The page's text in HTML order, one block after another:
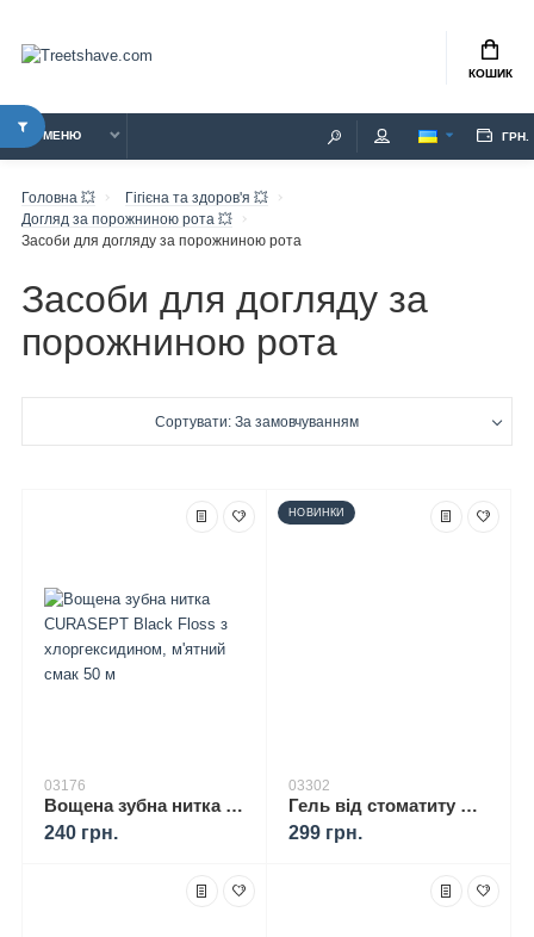
КОШИК
МЕНЮ ГРН.
Головна 💥
Гігієна та здоров'я 💥
Догляд за порожниною рота 💥
Засоби для догляду за порожниною рота
Засоби для догляду за
порожниною рота
Сортувати: За замовчуванням
03176
Вощена зубна нитка CURASEPT Black Floss з хлоргексидином, м'ятний смак 50 м
240 грн.
НОВИНКИ
03302
Гель від стоматиту Gum Afta Clear 10 мл
299 грн.